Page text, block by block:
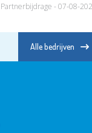
Partnerbijdrage - 07-08-
Alle bedrijven